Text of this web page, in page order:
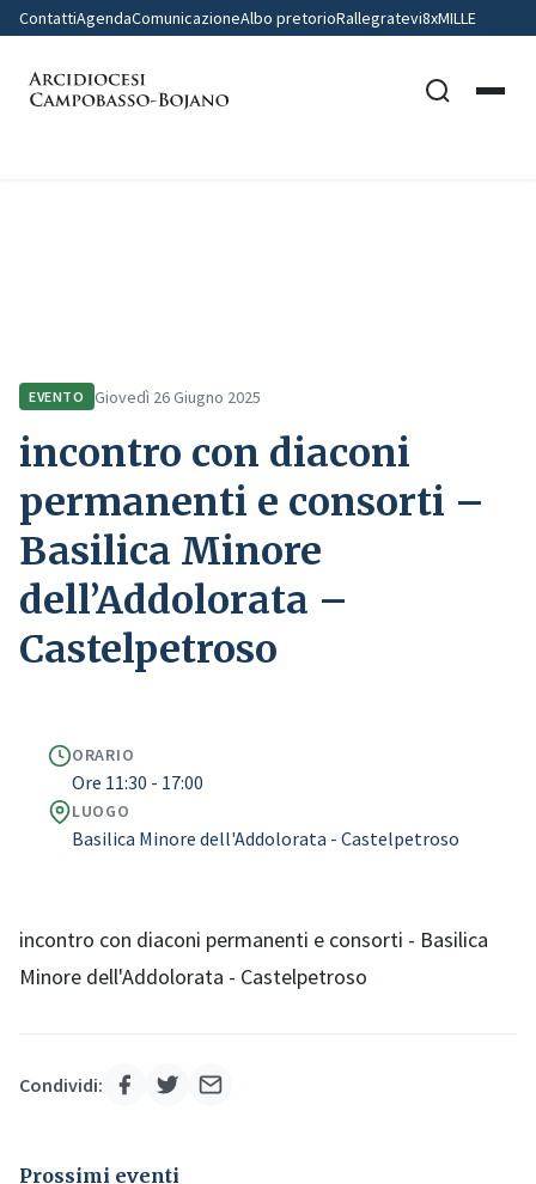
ContattiAgendaComunicazioneAlbo pretorioRallegratevi8xMILLE
EVENTO Giovedì 26 Giugno 2025
incontro con diaconi
permanenti e consorti –
Basilica Minore
dell’Addolorata –
Castelpetroso
ORARIO
Ore 11:30 - 17:00
LUOGO
Basilica Minore dell'Addolorata - Castelpetroso
incontro con diaconi permanenti e consorti - Basilica
Minore dell'Addolorata - Castelpetroso
Condividi:
Prossimi eventi